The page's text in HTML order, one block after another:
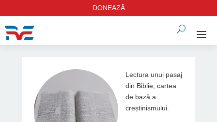
DONEAZĂ
Lectura unui pasaj
din Biblie, cartea
de bază a
creștinismului.